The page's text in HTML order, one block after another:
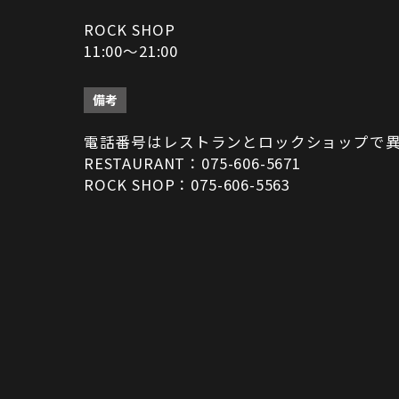
ROCK SHOP
11:00～21:00
備考
電話番号はレストランとロックショップで異
RESTAURANT：075-606-5671
ROCK SHOP：075-606-5563